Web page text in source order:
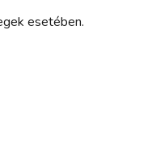
esetében.